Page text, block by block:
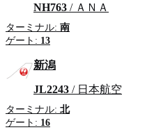
NH763 / ＡＮＡ
ターミナル: 南
ゲート: 13
新潟
JL2243 / 日本航空
ターミナル: 北
ゲート: 16